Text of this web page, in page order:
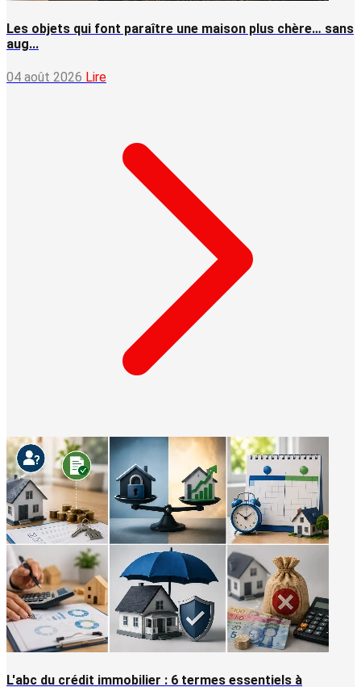
Les objets qui font paraître une maison plus chère… sans
aug...
04 août 2026 Lire
L'abc du crédit immobilier : 6 termes essentiels à